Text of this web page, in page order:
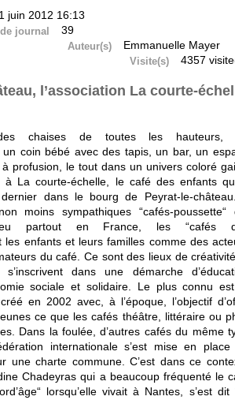
juin 2012 16:13
journal 39
Auteur(s) Emmanuelle Mayer
Visite(s) 4357
l’association La courte-
chaises de toutes les hauteurs,
un coin bébé avec des tapis, un bar, un
profusion, le tout dans un univers coloré
à La courte-échelle, le café des enfants
dans le bourg de Peyrat-le-
moins sympathiques “cafés-poussette“
partout en France, les “cafés
les enfants et leurs familles comme des
du café. Ce sont des lieux de
dans une démarche
sociale et solidaire. Le plus connu
en 2002 avec, à l’époque, l’objectif
ce que les cafés théâtre, littéraire ou
Dans la foulée, d’autres cafés du même
internationale s’est mise en place
une charte commune. C’est dans ce
Chadeyras qui a beaucoup fréquenté le
lorsqu’elle vivait à Nantes, s’est dit